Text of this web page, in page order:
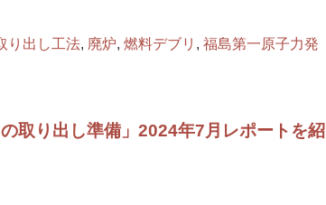
り出し工法, 廃炉, 燃料デブリ , 福島第一原子力発
取り出し準備」2024年7月レポートを紹